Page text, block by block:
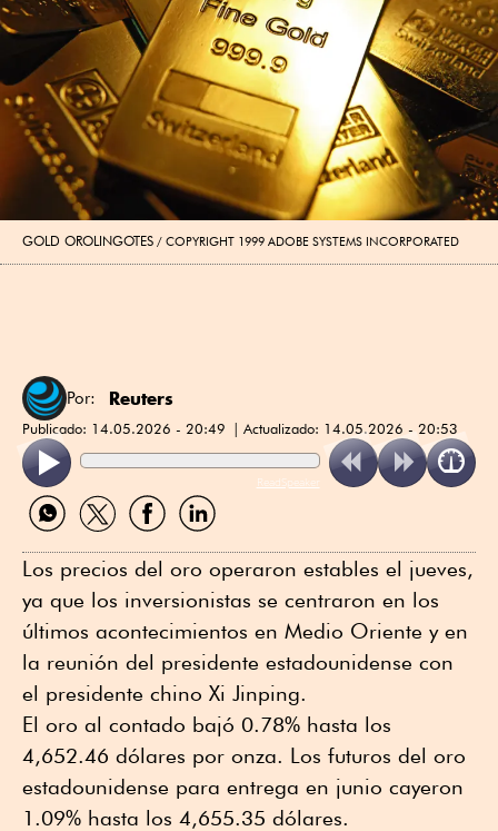
GOLD OROLINGOTES COPYRIGHT 1999 ADOBE SYSTEMS INCORPORATED
Por: Reuters
Publicado: 14.05.2026 - 20:49 Actualizado: 14.05.2026 - 20:53
ReadSpeaker
Compartir
por
Compartir
por
Compartir
por
Compartir
por
Los precios del oro operaron estables el jueves,
ya que los inversionistas se centraron en los
últimos acontecimientos en Medio Oriente y en
la reunión del presidente estadounidense con
el presidente chino Xi Jinping.
El oro al contado bajó 0.78% hasta los
4,652.46 dólares por onza. Los futuros del oro
estadounidense para entrega en junio cayeron
1.09% hasta los 4,655.35 dólares.